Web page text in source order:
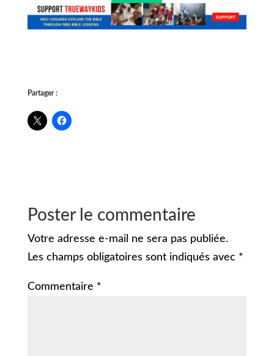
Partager :
Poster le commentaire
Votre adresse e-mail ne sera pas publiée.
Les champs obligatoires sont indiqués avec *
Commentaire *